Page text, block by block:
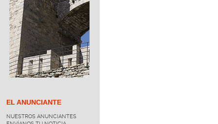
EL ANUNCIANTE
NUESTROS ANUNCIANTES